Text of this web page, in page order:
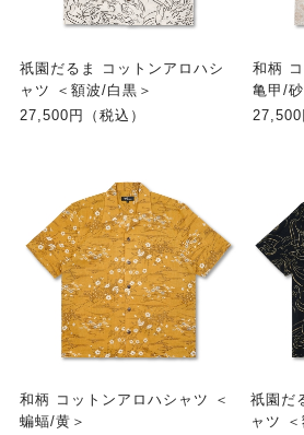
祇園だるま コットンアロハシ
ャツ ＜額波/白黒＞
27,500円（税込）
和柄
亀甲/砂
27,500
和柄 コットンアロハシャツ ＜
蝙蝠/黄＞
祇園だ
ャツ